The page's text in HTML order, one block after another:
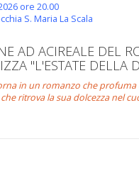
ore 20.00
S. Maria La Scala
AD ACIREALE DEL
"L'ESTATE DELLA
in un romanzo che profuma
ritrova la sua dolcezza nel